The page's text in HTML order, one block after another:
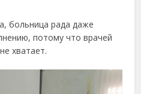
больница рада даже
потому что врачей
хватает.